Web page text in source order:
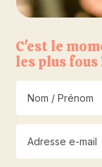
C'est le
les plus fous